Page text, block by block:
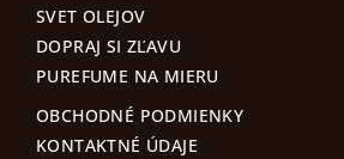
SVET OLEJOV
DOPRAJ SI ZĽAVU
PUREFUME NA MIERU
OBCHODNÉ PODMIENKY
KONTAKTNÉ ÚDAJE